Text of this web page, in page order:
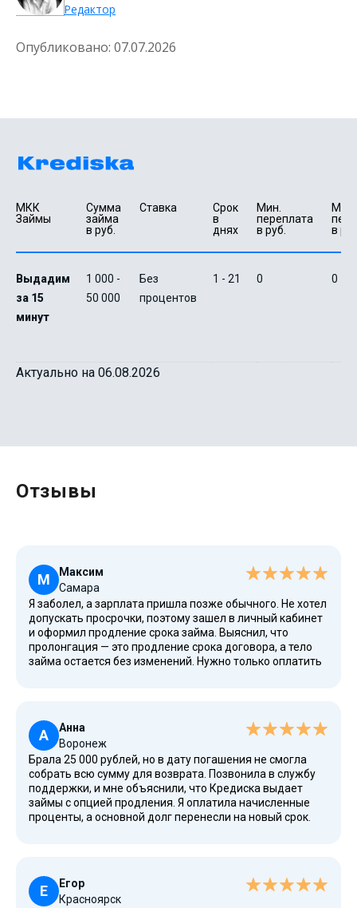
Редактор
Опубликовано: 07.07.2026
МКК
Займы
Сумма
займа
в руб.
Ставка
Срок
в
днях
Мин.
переплата
в руб.
в
Выдадим
за 15
минут
1 000 -
50 000
Без
процентов
1 - 21 0 0
Актуально на 06.08.2026
Отзывы
М
Максим
Самара
Я заболел, а зарплата пришла позже обычного. Не хотел
допускать просрочки, поэтому зашел в личный кабинет
и оформил продление срока займа. Выяснил, что
пролонгация — это продление срока договора, а тело
займа остается без изменений. Нужно только оплатить
А
Анна
Воронеж
Брала 25 000 рублей, но в дату погашения не смогла
собрать всю сумму для возврата. Позвонила в службу
поддержки, и мне объяснили, что Кредиска выдает
займы с опцией продления. Я оплатила начисленные
проценты, а основной долг перенесли на новый срок.
Е
Егор
Красноярск